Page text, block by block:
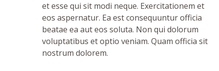
et esse qui sit modi neque. Exercitationem et
eos aspernatur. Ea est consequuntur officia
beatae ea aut eos soluta. Non qui dolorum
voluptatibus et optio veniam. Quam officia sit
nostrum dolorem.